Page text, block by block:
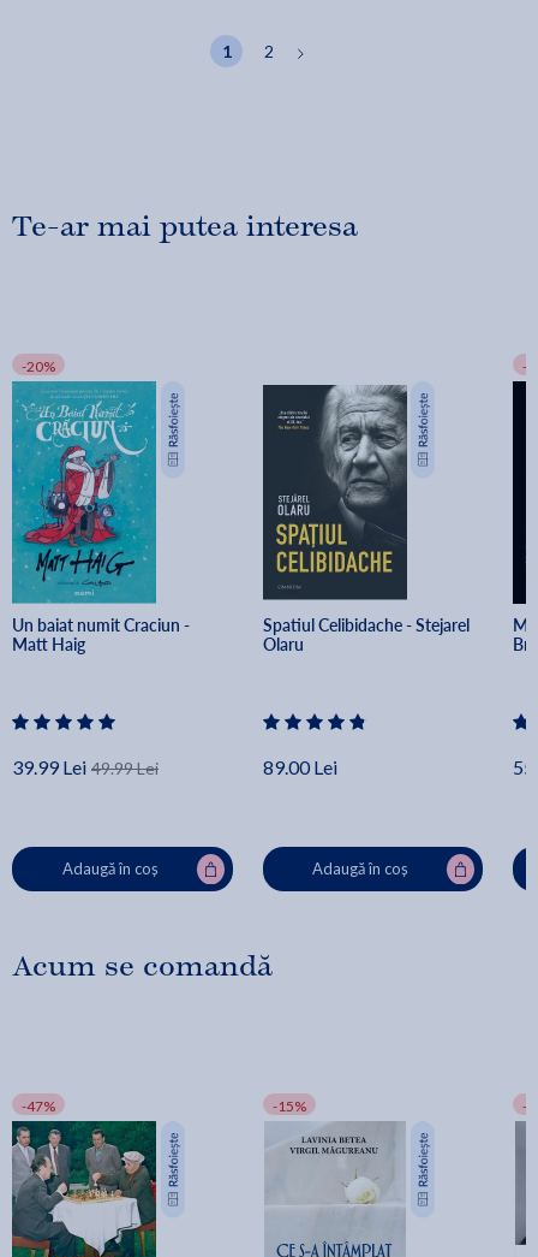
1 2
Te-ar mai putea interesa
-20%
Un baiat numit Craciun -
Matt Haig
39.99 Lei 49.99 Lei
Adaugă în coș
Spatiul Celibidache - Stejarel
Olaru
89.00 Lei
Adaugă în coș
-
Acum se comandă
-47% -15% -